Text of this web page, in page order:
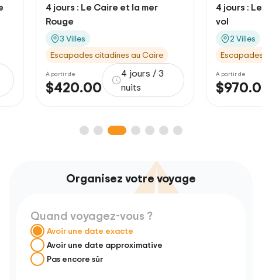
4 jours : Le Caire et la mer
Rouge
3 Villes
Escapades citadines au Caire
À partir de
$420.00
4 jours / 3
nuits
4 jours : Le
2 Villes
Escapades
À partir de
$970.00
Organisez votre voyage
Quand voyagez-vous ?
Avoir une date exacte
Avoir une date approximative
Pas encore sûr